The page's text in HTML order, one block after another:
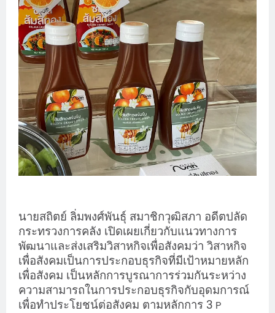
นายสถิตย์ ลิ่มพงศ์พันธุ์ สมาชิกวุฒิสภา อดีตปลัด
กระทรวงการคลัง เปิดเผยเกี่ยวกับแนวทางการ
พัฒนาและส่งเสริมวิสาหกิจเพื่อสังคมว่า วิสาหกิจ
เพื่อสังคมเป็นการประกอบธุรกิจที่มีเป้าหมายหลัก
เพื่อสังคม เป็นหลักการบูรณาการร่วมกันระหว่าง
ความสามารถในการประกอบธุรกิจกับอุดมการณ์
เพื่อทำประโยชน์ต่อสังคม ตามหลักการ 3 P